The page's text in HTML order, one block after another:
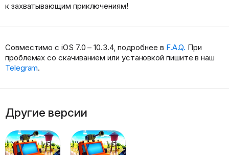
к захватывающим приключениям!
Совместимо с iOS 7.0 – 10.3.4, подробнее в F.A.Q. При
проблемах со скачиванием или установкой пишите в наш
Telegram.
Другие версии